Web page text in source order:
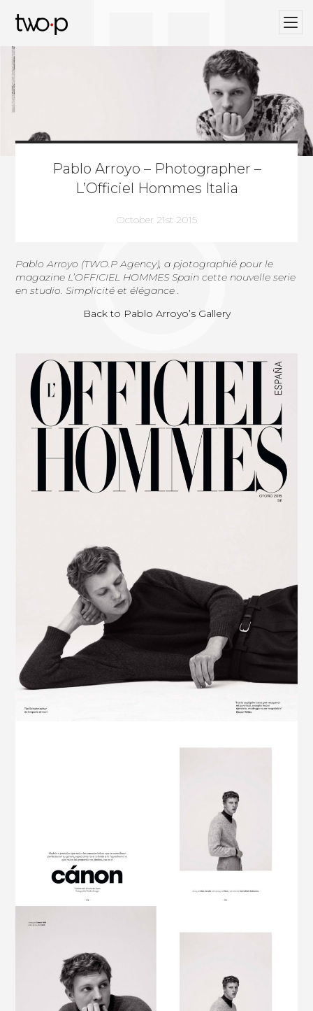
Pablo Arroyo – Photographer –
L’Officiel Hommes Italia
October 21st 2015
Pablo Arroyo (TWO.P Agency), a pjotographié pour le
magazine L’OFFICIEL HOMMES Spain cette nouvelle serie
en studio. Simplicité et élégance .
Back to Pablo Arroyo’s Gallery
BLOG